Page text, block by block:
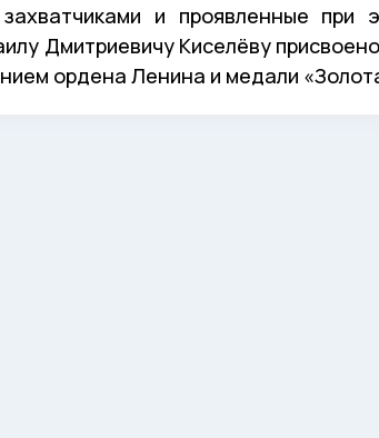
и проявленные при
Дмитриевичу Киселёву
ордена Ленина и медали